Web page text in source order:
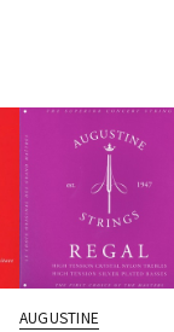
AUGUSTINE